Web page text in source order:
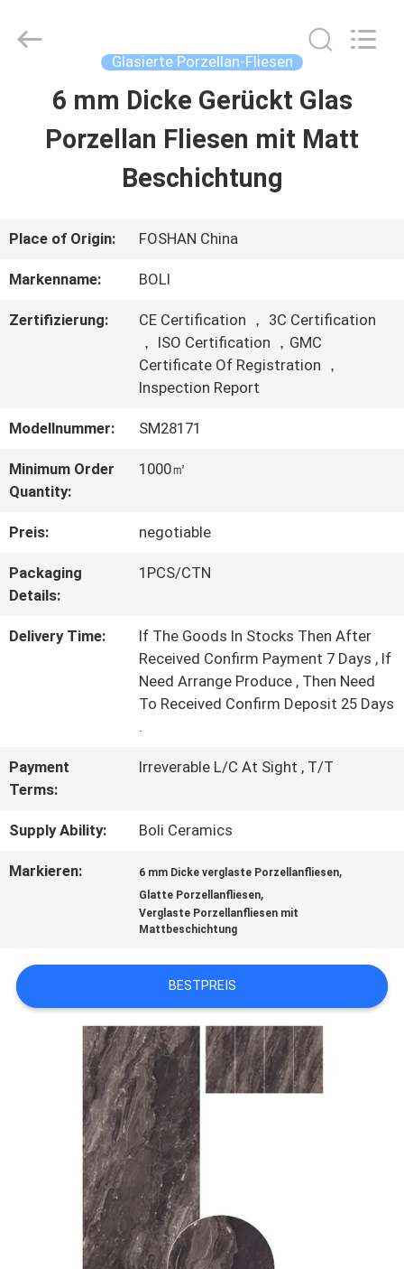
HAUSE
VIDEOS
WERKSBESICHTIGUNG
QUALITÄTSKONTROLLE
KONTAKT
MIT
UNS
EIN
ANGEBOT
SITEMAP
DATENSCHUTZRICHTLINIE
BOLI
CERAMICS
Glasierte Porzellan-Fliesen
6 mm Dicke Gerückt Glas
Porzellan Fliesen mit Matt
Beschichtung
Place of Origin: FOSHAN China
Markenname: BOLI
Zertifizierung:
CE Certification ， 3C Certification
， ISO Certification ，GMC
Certificate Of Registration ，
Inspection Report
Modellnummer: SM28171
Minimum Order
Quantity:
1000㎡
Preis: negotiable
Packaging
Details:
1PCS/CTN
Delivery Time:
If The Goods In Stocks Then After
Received Confirm Payment 7 Days , If
Need Arrange Produce , Then Need
To Received Confirm Deposit 25 Days
.
Payment
Terms:
Irreverable L/C At Sight , T/T
Supply Ability: Boli Ceramics
Markieren: 6 mm Dicke verglaste Porzellanfliesen,
Glatte Porzellanfliesen,
Verglaste Porzellanfliesen mit
Mattbeschichtung
BESTPREIS